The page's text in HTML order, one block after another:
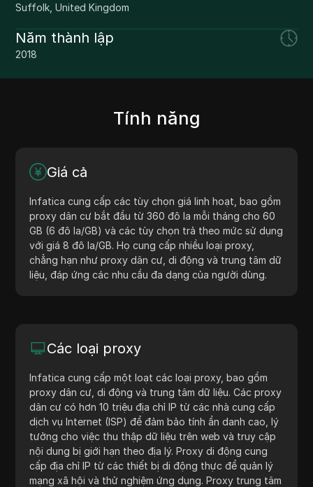
Suffolk, United Kingdom
Năm thành lập
2018
Tính năng
Giá cả
Infatica cung cấp các tùy chọn giá linh hoạt, bao gồm
proxy dân cư bắt đầu từ 360 đô la mỗi tháng cho 60
GB (6 đô la/GB) và các tùy chọn trả theo mức sử dụng
với giá 8 đô la/GB. Họ cung cấp nhiều loại proxy,
chẳng hạn như proxy dân cư, di động và trung tâm dữ
liệu, đáp ứng các nhu cầu đa dạng của người dùng.
Các loại proxy
Infatica cung cấp một loạt các loại proxy, bao gồm
proxy dân cư, di động và trung tâm dữ liệu. Các proxy
dân cư có hơn 10 triệu địa chỉ IP từ các nhà cung cấp
dịch vụ Internet (ISP) để đảm bảo tính ẩn danh cao, lý
tưởng cho việc thu thập dữ liệu trên web và truy cập
nội dung bị giới hạn theo địa lý. Proxy di động cung
cấp địa chỉ IP từ các thiết bị di động thực để quản lý
mạng xã hội và thử nghiệm ứng dụng. Proxy trung tâm